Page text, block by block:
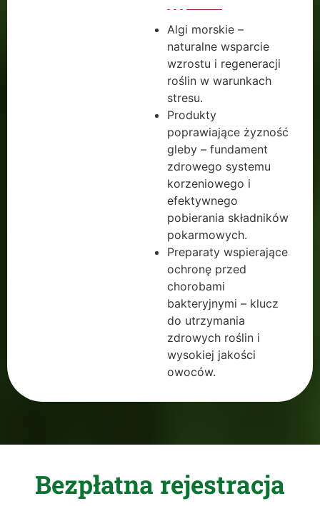
Algi morskie –
naturalne wsparcie
wzrostu i regeneracji
roślin w warunkach
stresu.
Produkty
poprawiające żyzność
gleby – fundament
zdrowego systemu
korzeniowego i
efektywnego
pobierania składników
pokarmowych.
Preparaty wspierające
ochronę przed
chorobami
bakteryjnymi – klucz
do utrzymania
zdrowych roślin i
wysokiej jakości
owoców.
Bezpłatna rejestracja